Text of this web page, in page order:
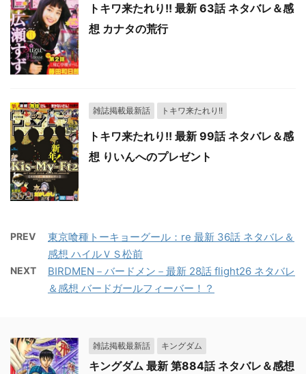
トキワ来たれり!! 最新 63話 ネタバレ＆感
想 カナタの荒行
雑誌掲載最新話 トキワ来たれり!!
トキワ来たれり!! 最新 99話 ネタバレ＆感
想 りいんへのプレゼント
PREV
東京喰種トーキョーグール：re 最新 36話 ネタバレ＆
感想 ハイルＶＳ松前
NEXT
BIRDMEN－バードメン－最新 28話 flight26 ネタバレ
＆感想 バードガールフィーバー！？
雑誌掲載最新話 キングダム
キングダム 最新 第884話 ネタバレ＆感想